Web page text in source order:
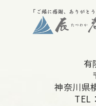
神奈川県
TEL：